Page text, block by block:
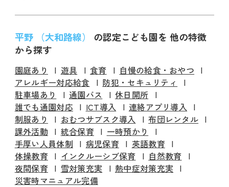
平野 （大和路線） の認定こども園を 他の特徴
から探す
園庭あり 遊具 食育
自慢の給食・おやつ
アレルギー対応給食
防犯・セキュリティ
駐車場あり
通園バス
休日開所
誰でも通園対応
ICT導入
連絡アプリ導入
制服あり
おむつサブスク導入
布団レンタル
課外活動
統合保育
一時預かり
手厚い人員体制
病児保育
英語教育
体操教育
インクルーシブ保育
自然教育
夜間保育
雪対策充実
熱中症対策充実
災害時マニュアル完備